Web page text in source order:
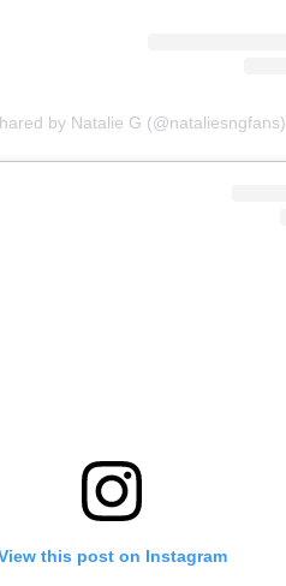
by Natalie G (@nataliesngfans)
this post on Instagram